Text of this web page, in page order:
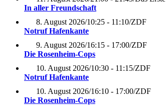
In aller Freundschaft
8. August 2026/10:25 - 11:10/ZDF
Notruf Hafenkante
9. August 2026/16:15 - 17:00/ZDF
Die Rosenheim-Cops
10. August 2026/10:30 - 11:15/ZDF
Notruf Hafenkante
10. August 2026/16:10 - 17:00/ZDF
Die Rosenheim-Cops